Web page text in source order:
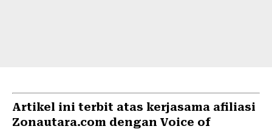
Artikel ini terbit atas kerjasama afiliasi
Zonautara.com dengan Voice of